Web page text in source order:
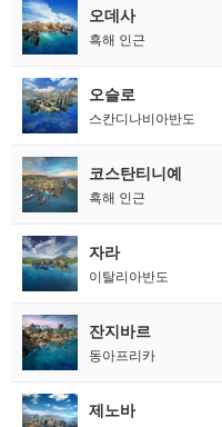
오데사
흑해 인근
오슬로
스칸디나비아반도
코스탄티니예
흑해 인근
자라
이탈리아반도
잔지바르
동아프리카
제노바